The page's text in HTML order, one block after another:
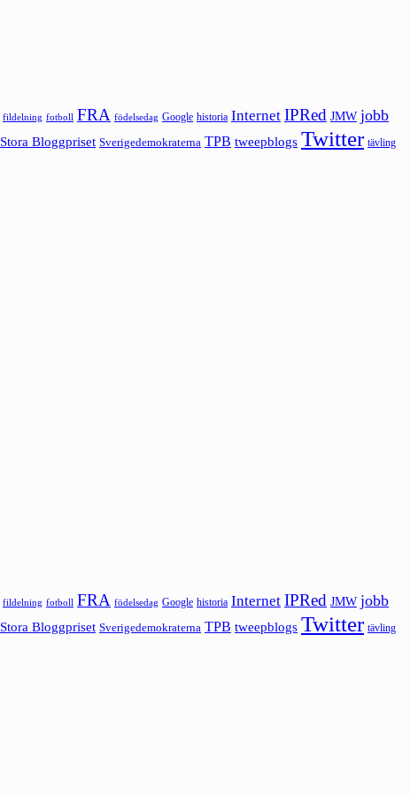
fildelning fotboll FRA födelsedag Google historia Internet IPRed JMW jobb
Stora Bloggpriset Sverigedemokraterna TPB tweepblogs Twitter tävling
fildelning fotboll FRA födelsedag Google historia Internet IPRed JMW jobb
Stora Bloggpriset Sverigedemokraterna TPB tweepblogs Twitter tävling